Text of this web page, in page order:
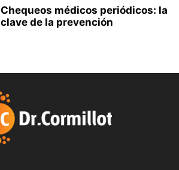
Chequeos médicos periódicos: la
clave de la prevención